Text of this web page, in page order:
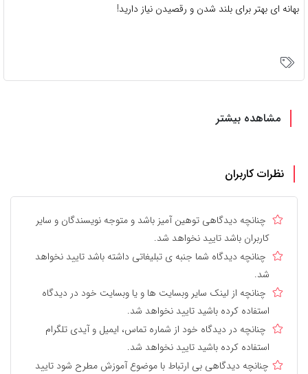
بهانه ای بهتر برای بلند شدن و رقصیدن نیاز دارید!
مشاهده بیشتر
نظرات کاربران
چنانچه دیدگاهی توهین آمیز باشد و متوجه نویسندگان و سایر
کاربران باشد تایید نخواهد شد.
چنانچه دیدگاه شما جنبه ی تبلیغاتی داشته باشد تایید نخواهد
شد.
چنانچه از لینک سایر وبسایت ها و یا وبسایت خود در دیدگاه
استفاده کرده باشید تایید نخواهد شد.
چنانچه در دیدگاه خود از شماره تماس، ایمیل و آیدی تلگرام
استفاده کرده باشید تایید نخواهد شد.
چنانچه دیدگاهی بی ارتباط با موضوع آموزش مطرح شود تایید